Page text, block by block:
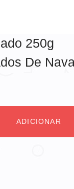
250g
De
ADICIONAR